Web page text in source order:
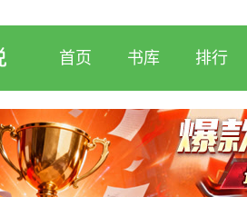
首页 书库 排行